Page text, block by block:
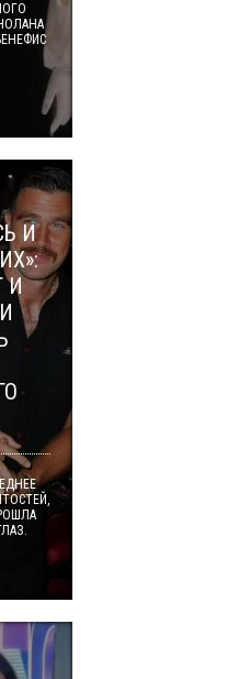
И
И